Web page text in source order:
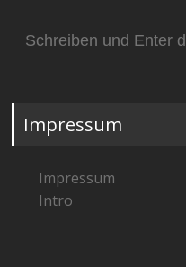
nach:
Impressum
Impressum
Intro